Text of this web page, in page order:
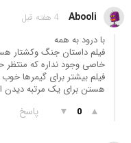
Abooli 4 هفته قبل
با درود به همه
فیلم داستان جنگ وکشتار
خاصی وجود نداره که
فیلم بیشتر برای گیمرها
هستن برای یک مرتبه دیدن امتیاز
▲
0
▼ پاسخ